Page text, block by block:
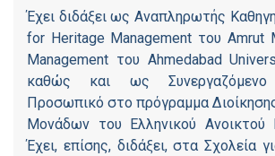
Έχει διδάξει ως Αναπληρωτής
for Heritage Management του Amrut
Management του Ahmedabad
καθώς και ως Συνεργαζόμενο
Προσωπικό στο πρόγραμμα
Μονάδων του Ελληνικού Ανοικτού
Έχει, επίσης, διδάξει, στα Σχολεία